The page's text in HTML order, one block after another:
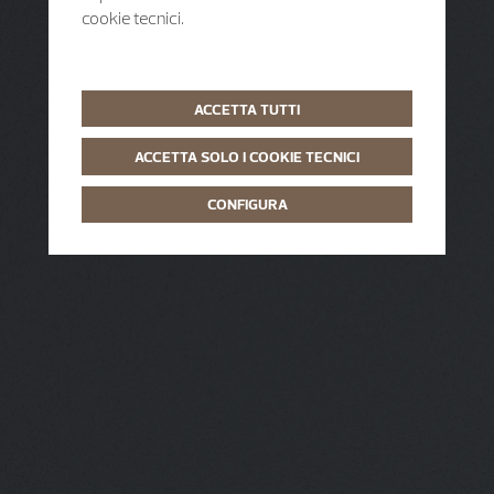
cookie tecnici.
ACCETTA TUTTI
ACCETTA SOLO I COOKIE TECNICI
CONFIGURA